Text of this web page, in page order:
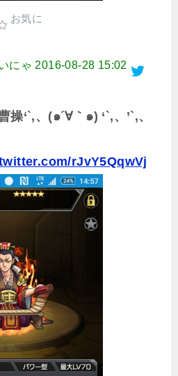
お気に
にゃ 2016-08-28 15:02
‘`,、(๑´∀｀๑) ‘`,、’`,、
rJvY5QqwVj